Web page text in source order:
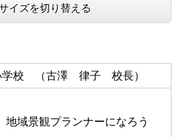
イズを切り替える
学校 （古澤 律子 校長）
域景観プランナーになろう